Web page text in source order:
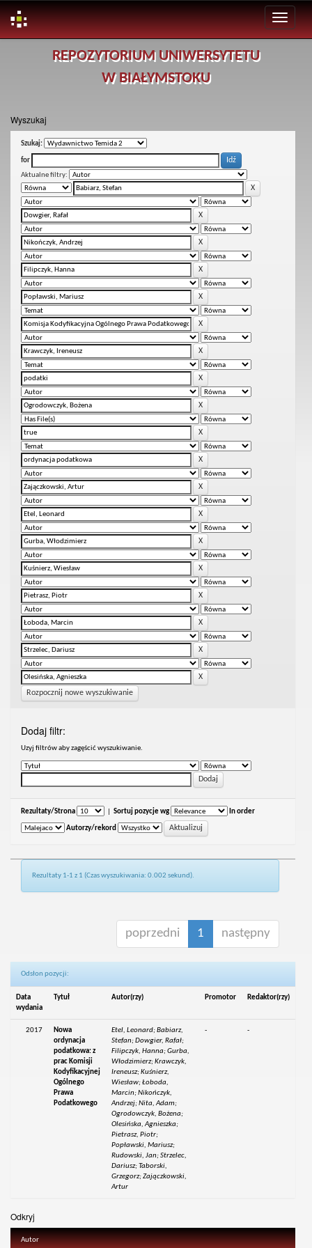
REPOZYTORIUM UNIWERSYTETU
W BIAŁYMSTOKU
Wyszukaj
Szukaj:
for
Aktualne filtry:
Rozpocznij nowe wyszukiwanie
Dodaj filtr:
Uzyj filtrów aby zagęścić wyszukiwanie.
Rezultaty/Strona Sortuj pozycje wg In order
Autorzy/rekord
Rezultaty 1-1 z 1 (Czas wyszukiwania: 0.002 sekund).
poprzedni 1 następny
Odsłon pozycji:
Data
wydania
Tytuł Autor(rzy) Promotor Redaktor(rzy)
2017
Nowa
ordynacja
podatkowa: z
prac Komisji
Kodyfikacyjnej
Ogólnego
Prawa
Podatkowego
Etel, Leonard; Babiarz,
Stefan; Dowgier, Rafał;
Filipczyk, Hanna; Gurba,
Włodzimierz; Krawczyk,
Ireneusz; Kuśnierz,
Wiesław; Łoboda,
Marcin; Nikończyk,
Andrzej; Nita, Adam;
Ogrodowczyk, Bożena;
Olesińska, Agnieszka;
Pietrasz, Piotr;
Popławski, Mariusz;
Rudowski, Jan; Strzelec,
Dariusz; Taborski,
Grzegorz; Zajączkowski,
Artur
- -
Odkryj
Autor